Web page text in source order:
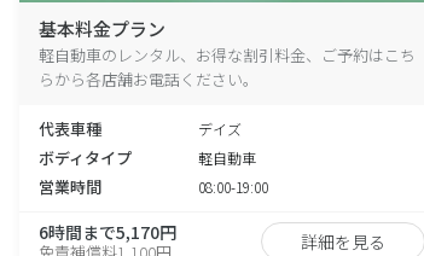
基本料金プラン
軽自動車のレンタル、お得な割引料金、ご予約はこち
らから各店舗お電話ください。
代表車種 デイズ
ボディタイプ 軽自動車
営業時間 08:00-19:00
6時間まで5,170円
免責補償料1,100円 詳細を見る